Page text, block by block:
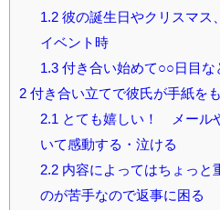
1.2彼の誕生日やクリスマス
イベント時
1.3付き合い始めて○○日目な
2 付き合い立てで彼氏が手紙を
2.1 とても嬉しい！ メール
いて感動する・泣ける
2.2内容によってはちょっと
のが苦手なので返事に困る